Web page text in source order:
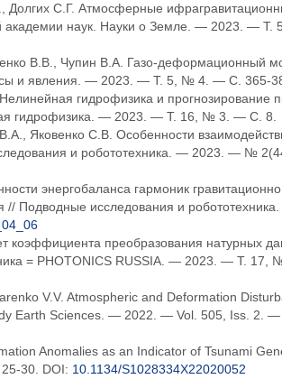
Долгих С.Г. Атмосферные
академии наук. Науки о Земле. — 2023. —
В.В., Чупин В.А. Газо-деформационный
и явления. — 2023. — Т. 5, № 4. — С. 365-
гидрофизика и прогнозирование
гидрофизика. — 2023. — Т. 16, № 3. — С. 8.
Яковенко С.В. Особенности
и робототехника. — 2023. — №
энергобаланса гармоник
// Подводные исследования и
коэффициента преобразования натурных
= PHOTONICS RUSSIA. — 2023. — Т.
V.V. Atmospheric and Deformation
Earth Sciences. — 2022. — Vol. 505, Iss. 2. —
Anomalies as an Indicator of Tsunami
30. DOI: 10.1134/S1028334X22020052